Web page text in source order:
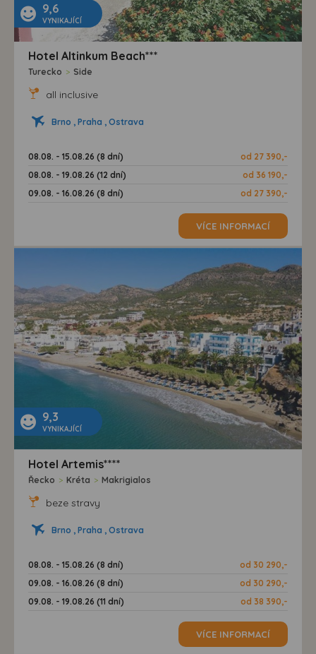
9,6
VYNIKAJÍCÍ
Hotel Altinkum Beach***
Turecko > Side
all inclusive
Brno , Praha , Ostrava
08.08. - 15.08.26 (8 dní)
od 27 390,-
08.08. - 19.08.26 (12 dní)
od 36 190,-
09.08. - 16.08.26 (8 dní)
od 27 390,-
VÍCE INFORMACÍ
9,3
VYNIKAJÍCÍ
Hotel Artemis****
Řecko > Kréta > Makrigialos
beze stravy
Brno , Praha , Ostrava
08.08. - 15.08.26 (8 dní)
od 30 290,-
09.08. - 16.08.26 (8 dní)
od 30 290,-
09.08. - 19.08.26 (11 dní)
od 38 390,-
VÍCE INFORMACÍ